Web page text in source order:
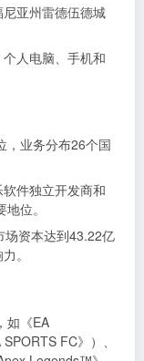
尼亚州雷德伍德城
个人电脑、手机和
，业务分布26个国
软件独立开发商和
位。
场资本达到43.22亿
。
如《EA
FC》）、